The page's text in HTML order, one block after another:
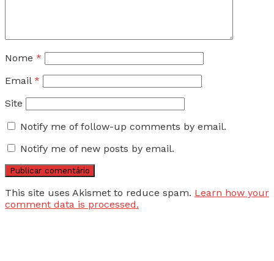
Nome *
Email *
Site
Notify me of follow-up comments by email.
Notify me of new posts by email.
This site uses Akismet to reduce spam. Learn how your
comment data is processed.